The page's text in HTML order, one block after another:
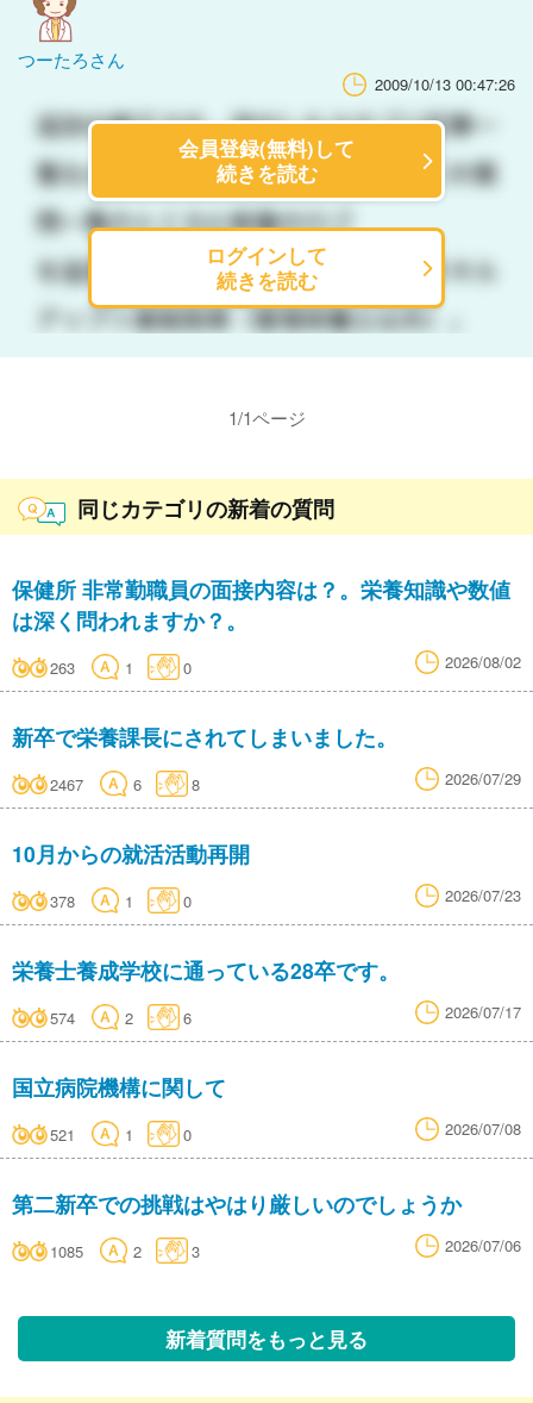
つーたろさん
2009/10/13 00:47:26
会員登録(無料)して
続きを読む
ログインして
続きを読む
1/1ページ
同じカテゴリの新着の質問
保健所 非常勤職員の面接内容は？。栄養知識や数値
は深く問われますか？。
263 1 0 2026/08/02
新卒で栄養課長にされてしまいました。
2467 6 8 2026/07/29
10月からの就活活動再開
378 1 0 2026/07/23
栄養士養成学校に通っている28卒です。
574 2 6 2026/07/17
国立病院機構に関して
521 1 0 2026/07/08
第二新卒での挑戦はやはり厳しいのでしょうか
1085 2 3 2026/07/06
新着質問をもっと見る